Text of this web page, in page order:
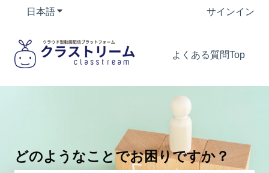
日本語翻訳のサブメニューを表示 サインイン
よくある質問Top
どのようなことでお困りですか？